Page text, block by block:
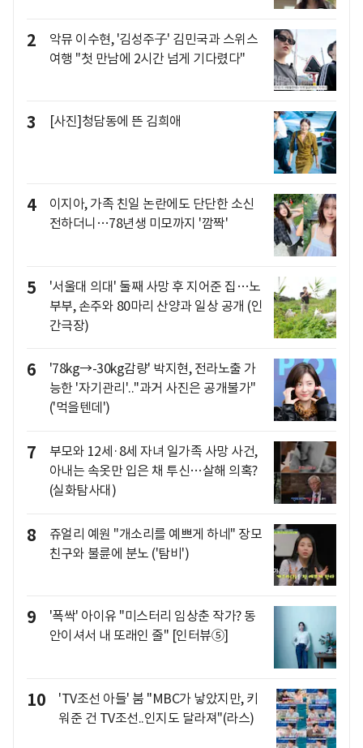
2
악뮤 이수현, '김성주子' 김민국과 스위스
여행 "첫 만남에 2시간 넘게 기다렸다"
3 [사진]청담동에 뜬 김희애
4
이지아, 가족 친일 논란에도 단단한 소신
전하더니…78년생 미모까지 '깜짝'
5
'서울대 의대' 둘째 사망 후 지어준 집…노
부부, 손주와 80마리 산양과 일상 공개 (인
간극장)
6
'78kg→-30kg감량' 박지현, 전라노출 가
능한 '자기관리'.."과거 사진은 공개불가"
('먹을텐데')
7
부모와 12세·8세 자녀 일가족 사망 사건,
아내는 속옷만 입은 채 투신…살해 의혹?
(실화탐사대)
8
쥬얼리 예원 "개소리를 예쁘게 하네" 장모
친구와 불륜에 분노 ('탐비')
9
'폭싹' 아이유 "미스터리 임상춘 작가? 동
안이셔서 내 또래인 줄" [인터뷰⑤]
10
'TV조선 아들' 붐 "MBC가 낳았지만, 키
워준 건 TV조선..인지도 달라져"(라스)